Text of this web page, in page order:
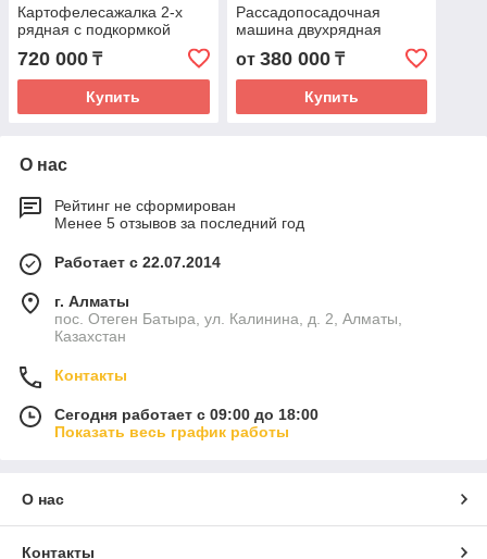
Картофелесажалка 2-х
рядная с подкормкой
720 000 ₸
Купить
Рассадопосадочная
машина двухрядная
от 380 000₸
Купить
О нас
Рейтинг не сформирован
Менее 5 отзывов за последний год
Работает с 22.07.2014
г. Алматы
пос. Отеген Батыра, ул. Калинина, д. 2, Алматы,
Казахстан
Контакты
Сегодня работает с 09:00 до 18:00
Показать весь график работы
О нас
Контакты